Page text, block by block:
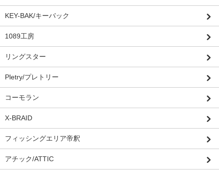
KEY-BAK/キーバック
1089工房
リングスター
Pletry/プレトリー
コーモラン
X-BRAID
フィッシングエリア帝釈
アチック/ATTIC